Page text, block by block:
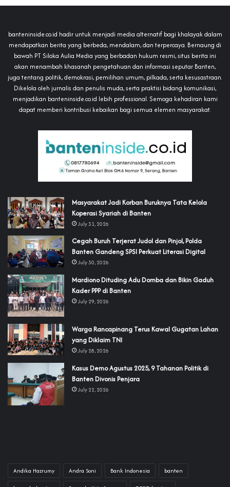
banteninside.co.id hadir untuk menjadi media alternatif bagi khalayak dalam
mendapatkan berita yang berbeda, mendalam, dan terpercaya. Bernaung di
bawah PT Siloka Aulia Media yang berbadan hukum resmi, situs berita ini
akan menambah khasanah pengetahuan dan informasi seputar Banten,
juga tentang politik, demokrasi, pemilihan umum, pilkada, serta kesusastraan.
Dikelola oleh jurnalis dan penulis muda, serta praktisi bidang komunikasi,
menjadikan banteninside.co.id lebih professional. Semoga kehadiran kami
dapat memberi kontribusi kebaikan bagi semua elemen masyarakat.
‎Masyarakat Jadi Korban Buruknya Tata Kelola
Koperasi Syariah di Banten
July 31, 2026
Cegah Buruh Terjerat Judol dan Pinjol, Polda
Banten Gandeng SPSI Perkuat Literasi Digital
July 30, 2026
‎Mardiono Dituding Adu Domba dan Bikin Gaduh
Kader PPP di Banten
July 29, 2026
‎Warga Rancapinang Terus Kawal Gugatan Lahan
yang Diklaim TNI‎‎
July 28, 2026
‎Kasus Demo Agustus 2025, 9 Tahanan Politik di
Banten Divonis Penjara
July 22, 2026
Andika Hazrumy Andra Soni Bank Indonesia banten